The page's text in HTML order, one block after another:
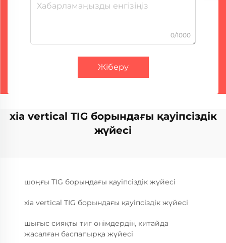
0/1000
Жіберу
xia vertical TIG борындағы қауіпсіздік
жүйесі
шоңғы TIG борындағы қауіпсіздік жүйесі
xia vertical TIG борындағы қауіпсіздік жүйесі
шығыс сияқты тиг өнімдердің китайда
жасалған баспапырқа жүйесі